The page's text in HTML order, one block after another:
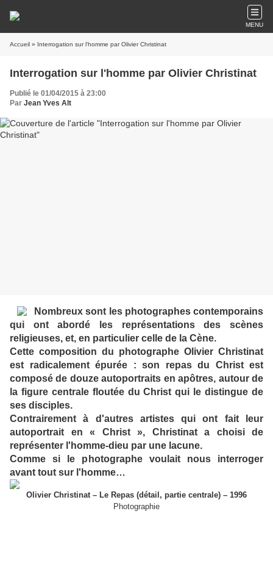
MENU
Accueil » Interrogation sur l'homme par Olivier Christinat
Interrogation sur l'homme par Olivier Christinat
Publié le 01/04/2015 à 23:00
Par Jean Yves Alt
Nombreux sont les photographes contemporains
qui ont abordé les représentations des scènes
religieuses, et, en particulier celle de la Cène.
Cette composition du photographe Olivier Christinat
est radicalement épurée : son repas du Christ est
composé de douze autoportraits en apôtres, autour de
la figure centrale floutée du Christ qui le distingue de
ses disciples.
Contrairement à d'autres artistes qui ont fait leur
autoportrait en « Christ », Christinat a choisi de
représenter l'homme-dieu par une lacune.
Comme si le photographe voulait nous interroger
avant tout sur l'homme…
Olivier Christinat – Le Repas (détail, partie centrale) – 1996
Photographie